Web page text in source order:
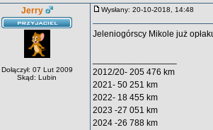
Jerry
Dołączył: 07 Lut 2009
Skąd: Lubin
Wysłany: 20-10-2018, 14:48
Jeleniogórscy Mikole już
2012/20- 205 476 km
2021- 50 251 km
2022- 18 455 km
2023 -27 051 km
2024 -26 788 km